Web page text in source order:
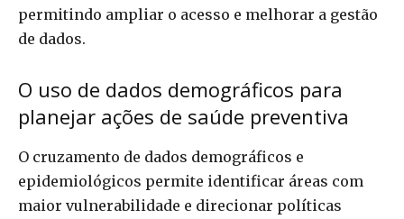
permitindo ampliar o acesso e melhorar a gestão
de dados.
O uso de dados demográficos para
planejar ações de saúde preventiva
O cruzamento de dados demográficos e
epidemiológicos permite identificar áreas com
maior vulnerabilidade e direcionar políticas